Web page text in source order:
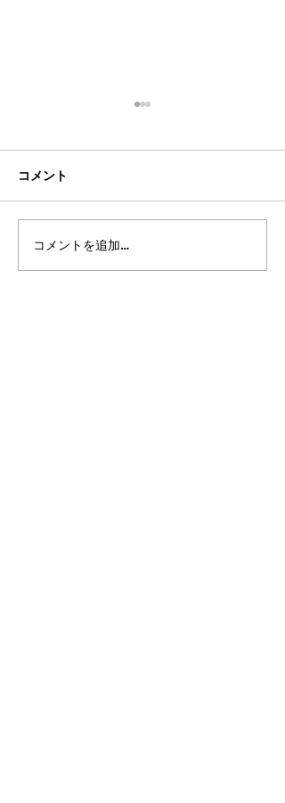
2026年8月・9月スケジュ
ール
コメント
コメントを追加…